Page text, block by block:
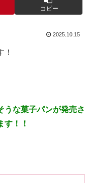
コピー
2025.10.15
うな菓子パンが発売さ
す！！